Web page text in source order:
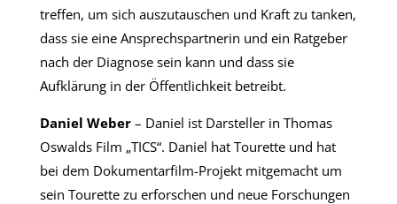
treffen, um sich auszutauschen und Kraft zu tanken,
dass sie eine Ansprechspartnerin und ein Ratgeber
nach der Diagnose sein kann und dass sie
Aufklärung in der Öffentlichkeit betreibt.
Daniel Weber– Daniel ist Darsteller in Thomas
Oswalds Film „TICS“. Daniel hat Tourette und hat
bei dem Dokumentarfilm-Projekt mitgemacht um
sein Tourette zu erforschen und neue Forschungen